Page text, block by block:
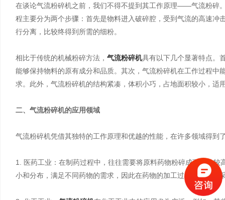
在谈论气流粉碎机之前，我们不得不提到其工作原理——气流粉碎
程主要分为两个步骤：首先是物料进入破碎腔，受到气流的高速
行分离，比较终得到所需的细粉。
相比于传统的机械粉碎方法， 气流粉碎机具有以下几个显著特点。
能够保持物料的原有成分和品质。其次，气流粉碎机在工作过程
求。此外，气流粉碎机的结构紧凑，体积小巧，占地面积较小，适
二、气流粉碎机的应用领域
气流粉碎机凭借其独特的工作原理和优越的性能，在许多领域得到
1. 医药工业：在制药过程中，往往需要将原料药物粉碎成可溶性
小和分布，满足不同药物的需求，因此在药物的加工过程中被广泛